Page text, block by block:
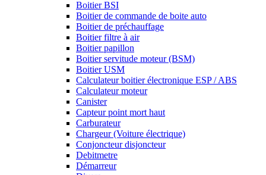
Boitier BSI
Boitier de commande de boite auto
Boitier de préchauffage
Boitier filtre à air
Boitier papillon
Boitier servitude moteur (BSM)
Boitier USM
Calculateur boitier électronique ESP / ABS
Calculateur moteur
Canister
Capteur point mort haut
Carburateur
Chargeur (Voiture électrique)
Conjoncteur disjoncteur
Debitmetre
Démarreur